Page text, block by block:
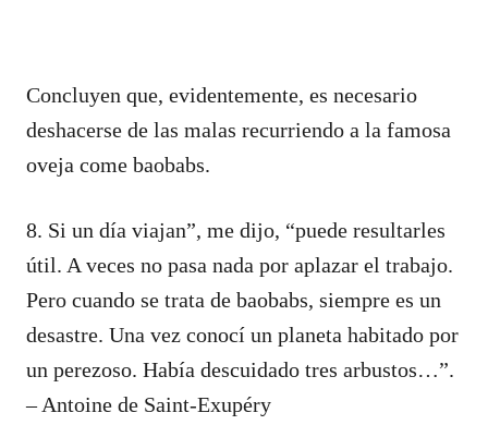
Concluyen que, evidentemente, es necesario
deshacerse de las malas recurriendo a la famosa
oveja come baobabs.
8. Si un día viajan”, me dijo, “puede resultarles
útil. A veces no pasa nada por aplazar el trabajo.
Pero cuando se trata de baobabs, siempre es un
desastre. Una vez conocí un planeta habitado por
un perezoso. Había descuidado tres arbustos…”.
– Antoine de Saint-Exupéry